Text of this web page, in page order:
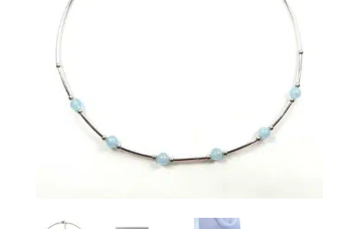
Bracelet larimar et Oeil de
Sainte Lucie